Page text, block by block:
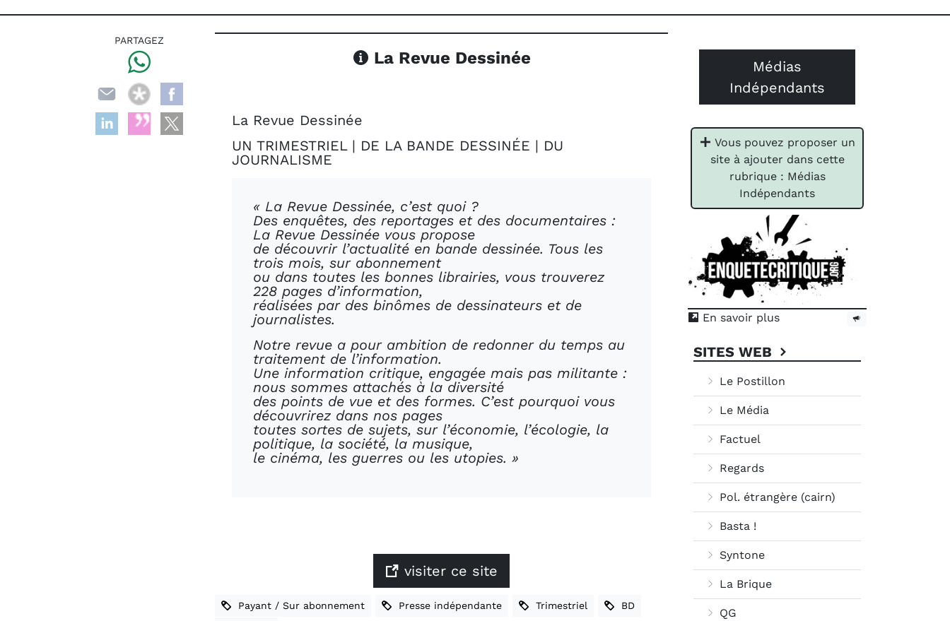
La Revue Dessinée
La Revue Dessinée
UN TRIMESTRIEL | DE LA BANDE DESSINÉE | DU
JOURNALISME
« La Revue Dessinée, c’est quoi ?
Des enquêtes, des reportages et des documentaires :
La Revue Dessinée vous propose
de découvrir l’actualité en bande dessinée. Tous les
trois mois, sur abonnement
ou dans toutes les bonnes librairies, vous trouverez
228 pages d’information,
réalisées par des binômes de dessinateurs et de
journalistes.
Notre revue a pour ambition de redonner du temps au
traitement de l’information.
Une information critique, engagée mais pas militante :
nous sommes attachés à la diversité
des points de vue et des formes. C’est pourquoi vous
découvrirez dans nos pages
toutes sortes de sujets, sur l’économie, l’écologie, la
politique, la société, la musique,
le cinéma, les guerres ou les utopies. »
visiter ce site
Payant / Sur abonnement Presse indépendante Trimestriel BD
PARTAGEZ
Médias
Indépendants
Vous pouvez proposer un
site à ajouter dans cette
rubrique : Médias
Indépendants
En savoir plus
SITES WEB
Le Postillon
Le Média
Factuel
Regards
Pol. étrangère (cairn)
Basta !
Syntone
La Brique
QG